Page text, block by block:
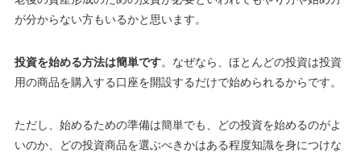
が分からない方もいるかと思います。
投資を始める方法は簡単です。 なぜなら、ほとんどの投資は投資
用の商品を購入する口座を開設するだけで始められるからです。
ただし、 始めるための準備は簡単でも、どの投資を始めるのがよ
いのか、どの投資商品を選ぶべきかはある程度知識を身につけな